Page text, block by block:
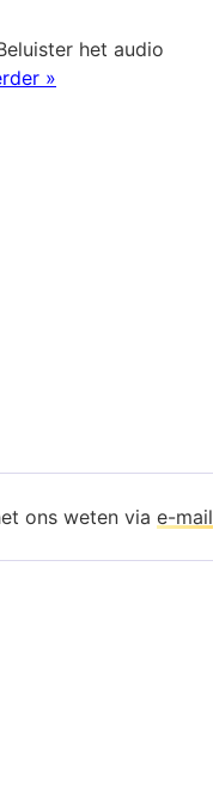
het audio
»
ons weten via e-mail